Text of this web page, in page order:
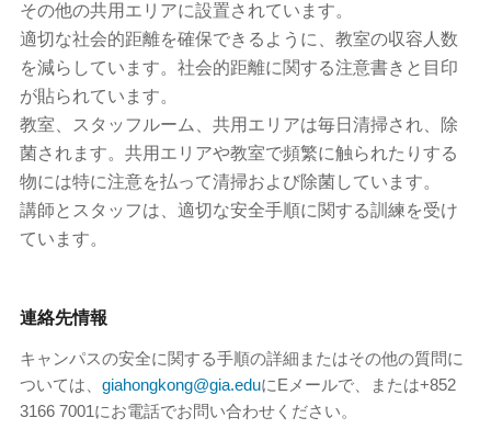
その他の共用エリアに設置されています。
適切な社会的距離を確保できるように、教室の収容人数
を減らしています。社会的距離に関する注意書きと目印
が貼られています。
教室、スタッフルーム、共用エリアは毎日清掃され、除
菌されます。共用エリアや教室で頻繁に触られたりする
物には特に注意を払って清掃および除菌しています。
講師とスタッフは、適切な安全手順に関する訓練を受け
ています。
連絡先情報
キャンパスの安全に関する手順の詳細またはその他の質問に
ついては、 giahongkong@gia.eduにEメールで、または+852
3166 7001にお電話でお問い合わせください。